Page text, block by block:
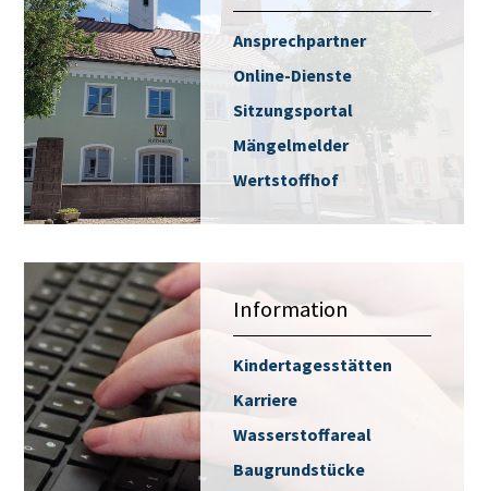
Ansprechpartner
Online-Dienste
Sitzungsportal
Mängelmelder
Wertstoffhof
Information
Kindertagesstätten
Karriere
Wasserstoffareal
Baugrundstücke